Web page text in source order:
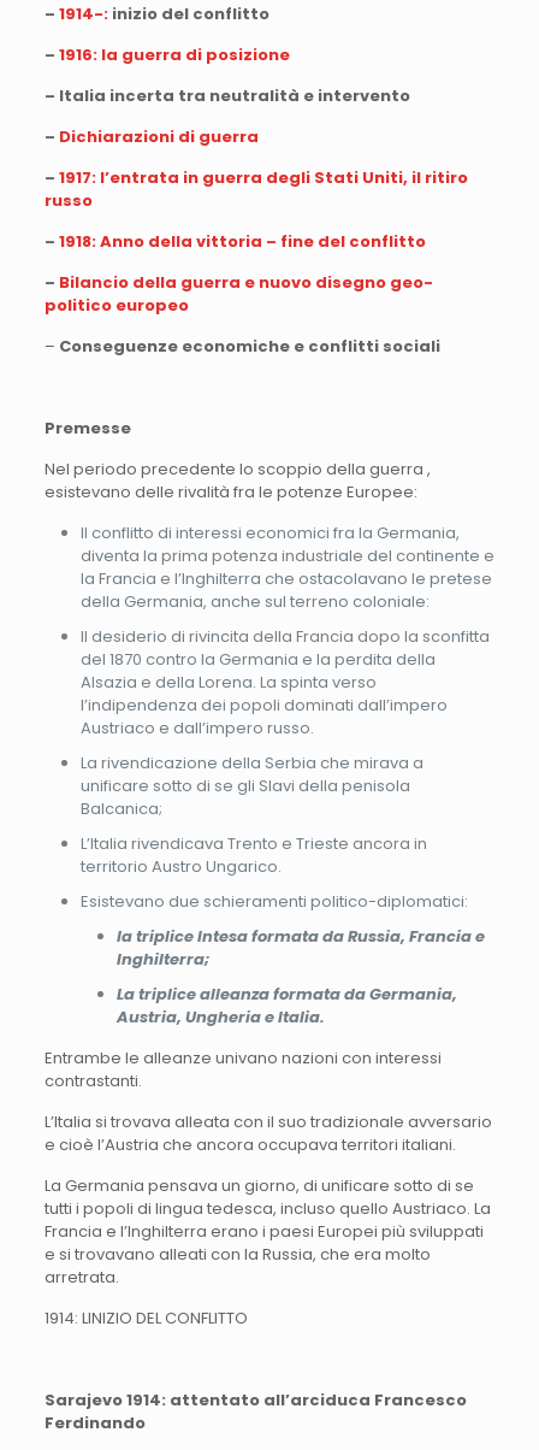
– 1914-: inizio del conflitto
– 1916: la guerra di posizione
– Italia incerta tra neutralità e intervento
– Dichiarazioni di guerra
– 1917: l’entrata in guerra degli Stati Uniti, il ritiro
russo
– 1918: Anno della vittoria – fine del conflitto
– Bilancio della guerra e nuovo disegno geo-
politico europeo
– Conseguenze economiche e conflitti sociali
Premesse
Nel periodo precedente lo scoppio della guerra ,
esistevano delle rivalità fra le potenze Europee:
Il conflitto di interessi economici fra la Germania,
diventa la prima potenza industriale del continente e
la Francia e l’Inghilterra che ostacolavano le pretese
della Germania, anche sul terreno coloniale:
Il desiderio di rivincita della Francia dopo la sconfitta
del 1870 contro la Germania e la perdita della
Alsazia e della Lorena. La spinta verso
l’indipendenza dei popoli dominati dall’impero
Austriaco e dall’impero russo.
La rivendicazione della Serbia che mirava a
unificare sotto di se gli Slavi della penisola
Balcanica;
L’Italia rivendicava Trento e Trieste ancora in
territorio Austro Ungarico.
Esistevano due schieramenti politico-diplomatici:
la triplice Intesa formata da Russia, Francia e
Inghilterra;
La triplice alleanza formata da Germania,
Austria, Ungheria e Italia.
Entrambe le alleanze univano nazioni con interessi
contrastanti.
L’Italia si trovava alleata con il suo tradizionale avversario
e cioè l’Austria che ancora occupava territori italiani.
La Germania pensava un giorno, di unificare sotto di se
tutti i popoli di lingua tedesca, incluso quello Austriaco. La
Francia e l’Inghilterra erano i paesi Europei più sviluppati
e si trovavano alleati con la Russia, che era molto
arretrata.
1914: LINIZIO DEL CONFLITTO
Sarajevo 1914: attentato all’arciduca Francesco
Ferdinando